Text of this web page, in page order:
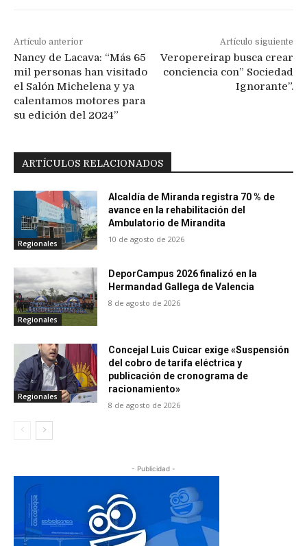
Artículo anterior
Nancy de Lacava: “Más 65
mil personas han visitado
el Salón Michelena y ya
calentamos motores para
su edición del 2024”
Artículo siguiente
Veropereirap busca crear
conciencia con” Sociedad
Ignorante”.
ARTÍCULOS RELACIONADOS
Regionales
Alcaldía de Miranda registra 70 % de
avance en la rehabilitación del
Ambulatorio de Mirandita
10 de agosto de 2026
Regionales
DeporCampus 2026 finalizó en la
Hermandad Gallega de Valencia
8 de agosto de 2026
Regionales
Concejal Luis Cuicar exige «Suspensión
del cobro de tarifa eléctrica y
publicación de cronograma de
racionamiento»
8 de agosto de 2026
- Publicidad -